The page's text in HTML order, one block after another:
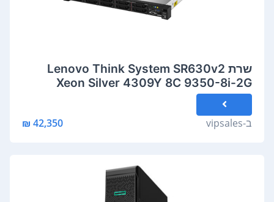
שרת Lenovo Think System SR630v2
Xeon Silver 4309Y 8C 9350-8i-2G
750W XCC
ב-vipsales
42,350 ₪